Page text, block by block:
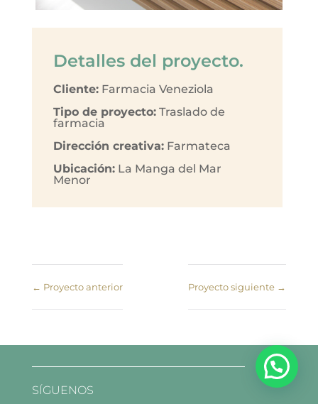
Detalles del proyecto.
Cliente:Farmacia Veneziola
Tipo de proyecto:Traslado de
farmacia
Dirección creativa:Farmateca
Ubicación:La Manga del Mar
Menor
← Proyecto anterior Proyecto siguiente →
SÍGUENOS